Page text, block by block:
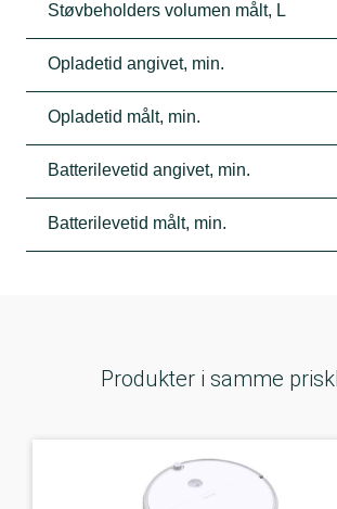
Støvbeholders volumen målt, L
Opladetid angivet, min.
Opladetid målt, min.
Batterilevetid angivet, min.
Batterilevetid målt, min.
Produkter i samme